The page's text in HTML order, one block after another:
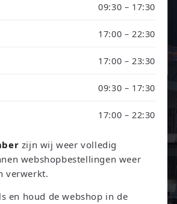
09:30 – 17:30
17:00 – 22:30
17:00 – 23:30
09:30 – 17:30
17:00 – 22:30
zijn wij weer volledig
webshopbestellingen weer
verwerkt.
en houd de webshop in de